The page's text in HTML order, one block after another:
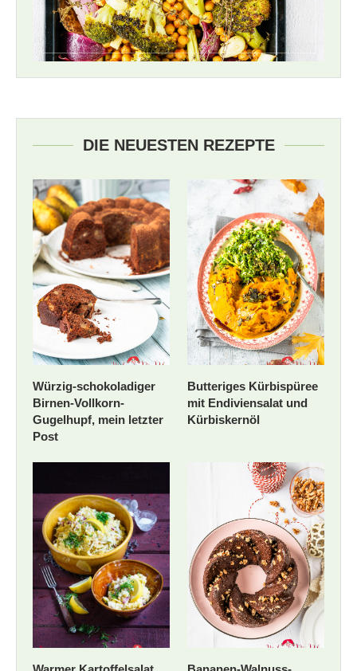
DIE NEUESTEN REZEPTE
Würzig-schokoladiger
Birnen-Vollkorn-
Gugelhupf, mein letzter
Post
Butteriges Kürbispüree
mit Endiviensalat und
Kürbiskernöl